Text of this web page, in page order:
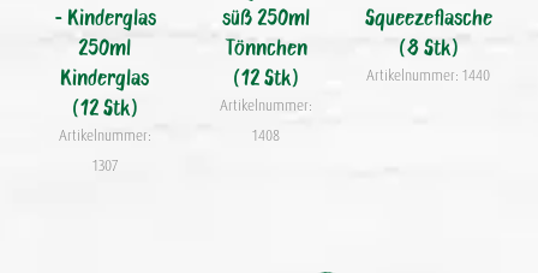
- Kinderglas
250ml
Kinderglas
(12 Stk)
Artikelnummer:
1307
süß 250ml
Tönnchen
(12 Stk)
Artikelnummer:
1408
Squeezeflasche
(8 Stk)
Artikelnummer: 1440